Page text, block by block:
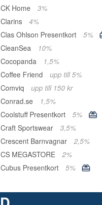
CK Home
3%
Clarins
4%
Clas Ohlson Presentkort
5%
CleanSea
10%
Cocopanda
1,5%
Coffee Friend
upp till 5%
Comviq
upp till 150 kr
Conrad.se
1,5%
Coolstuff Presentkort
5%
Craft Sportswear
3,5%
Crescent Barnvagnar
2,5%
CS MEGASTORE
2%
Cubus Presentkort
5%